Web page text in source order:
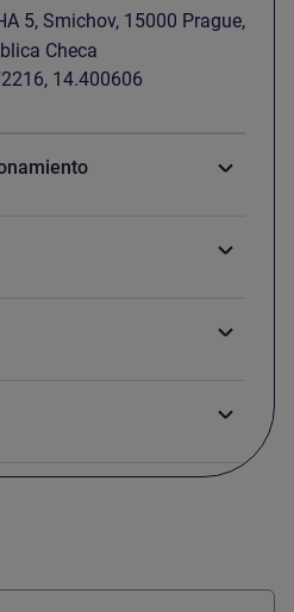
5, Smichov, 15000 Prague,
Checa
14.400606